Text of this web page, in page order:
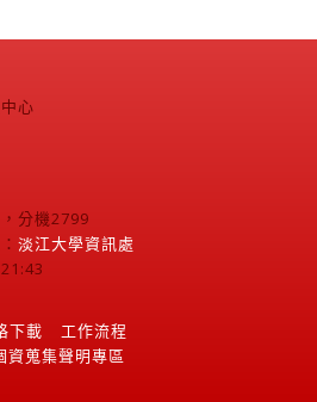
心
分機2799
淡江大學資訊處
下載
工作流程
資蒐集聲明專區